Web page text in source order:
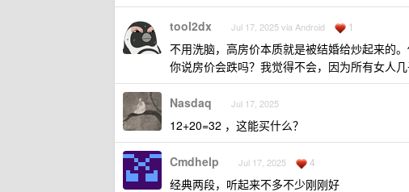
tool2dx Jul 17, 2025 via Android 1
不用洗脑，高房价本质就是被结婚给炒起来的
你说房价会跌吗？我觉得不会，因为所有女人几
Nasdaq Jul 17, 2025
12+20=32 ，这能买什么？
Cmdhelp Jul 17, 2025 4
经典两段，听起来不多不少刚刚好